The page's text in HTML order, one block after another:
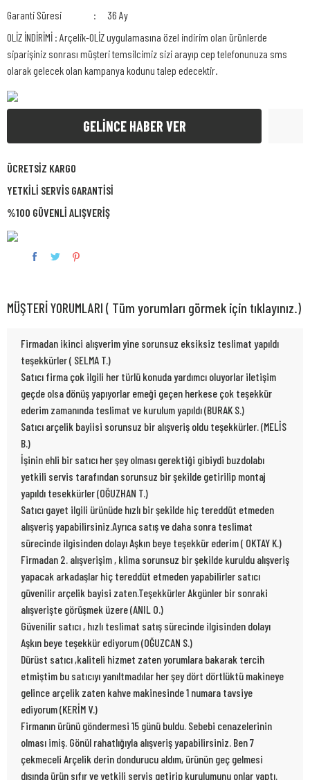
Garanti Süresi
36 Ay
OLİZ İNDİRİMİ : Arçelik-OLİZ uygulamasına özel indirim olan ürünlerde
siparişiniz sonrası müşteri temsilcimiz sizi arayıp cep telefonunuza sms
olarak gelecek olan kampanya kodunu talep edecektir.
GELİNCE HABER VER
ÜCRETSİZ KARGO
YETKİLİ SERVİS GARANTİSİ
%100 GÜVENLİ ALIŞVERİŞ
MÜŞTERİ YORUMLARI ( Tüm yorumları görmek için tıklayınız.)
Firmadan ikinci alışverim yine sorunsuz eksiksiz teslimat yapıldı
teşekkürler ( SELMA T.)
Satıcı firma çok ilgili her türlü konuda yardımcı oluyorlar iletişim
geçde olsa dönüş yapıyorlar emeği geçen herkese çok teşekkür
ederim zamanında teslimat ve kurulum yapıldı (BURAK S.)
Satıcı arçelik bayiisi sorunsuz bir alışveriş oldu teşekkürler. (MELİS
B.)
İşinin ehli bir satıcı her şey olması gerektiği gibiydi buzdolabı
yetkili servis tarafından sorunsuz bir şekilde getirilip montaj
yapıldı tesekkürler (OĞUZHAN T.)
Satıcı gayet ilgili ürünüde hızlı bir şekilde hiç tereddüt etmeden
alışveriş yapabilirsiniz.Ayrıca satış ve daha sonra teslimat
sürecinde ilgisinden dolayı Aşkın beye teşekkür ederim ( OKTAY K.)
Firmadan 2. alışverişim , klima sorunsuz bir şekilde kuruldu alışveriş
yapacak arkadaşlar hiç tereddüt etmeden yapabilirler satıcı
güvenilir arçelik bayisi zaten.Teşekkürler Akgünler bir sonraki
alışverişte görüşmek üzere (ANIL O.)
Güvenilir satıcı , hızlı teslimat satış sürecinde ilgisinden dolayı
Aşkın beye teşekkür ediyorum (OĞUZCAN S.)
Dürüst satıcı ,kaliteli hizmet zaten yorumlara bakarak tercih
etmiştim bu satıcıyı yanıltmadılar her şey dört dörtlüktü makineye
gelince arçelik zaten kahve makinesinde 1 numara tavsiye
ediyorum (KERİM V.)
Firmanın ürünü göndermesi 15 günü buldu. Sebebi cenazelerinin
olması imiş. Gönül rahatlığıyla alışveriş yapabilirsiniz. Ben 7
çekmeceli Arçelik derin dondurucu aldım, ürünün geç gelmesi
dışında ürün sıfır ve yetkili servis getirip kurulumunu onlar yaptı.